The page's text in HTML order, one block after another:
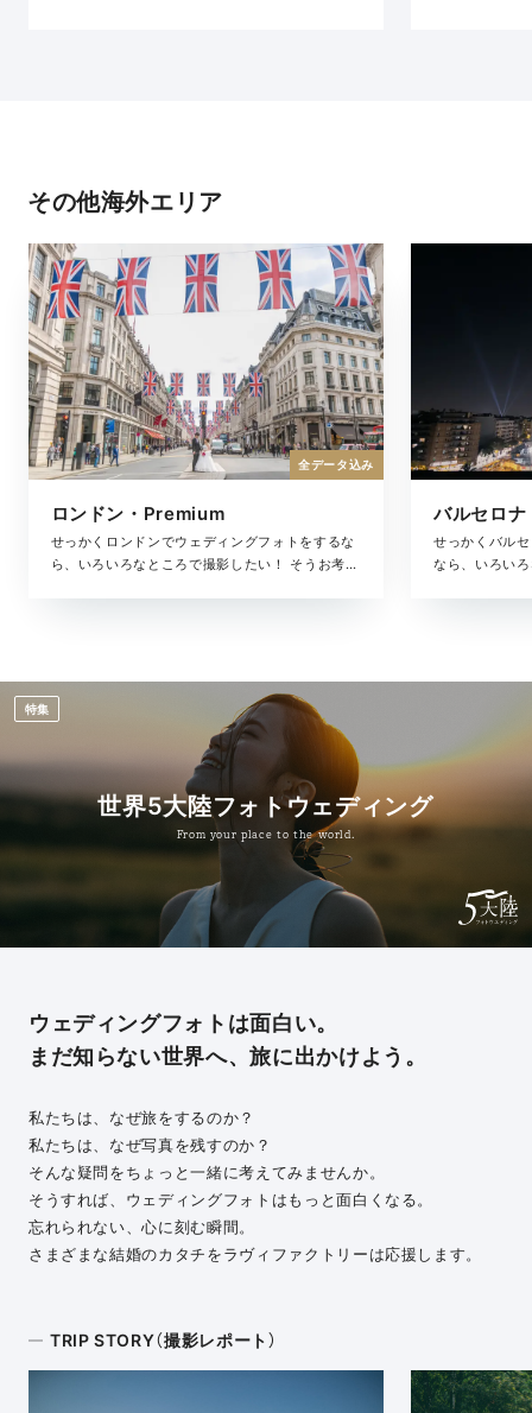
その他海外エリア
ロンドン・Premium
せっかくロンドンでウェディングフォトをするな
ら、いろいろなところで撮影したい！ そうお考え
全データ込み
バルセロ
せっかくバル
なら、いろい
世界5大陸フォトウェディング
From your place to the world.
特集
ウェディングフォトは面白い。
まだ知らない世界へ、旅に出かけよう。
私たちは、なぜ旅をするのか？
私たちは、なぜ写真を残すのか？
そんな疑問をちょっと一緒に考えてみませんか。
そうすれば、ウェディングフォトはもっと面白くなる。
忘れられない、心に刻む瞬間。
さまざまな結婚のカタチをラヴィファクトリーは応援します。
TRIP STORY（撮影レポート）